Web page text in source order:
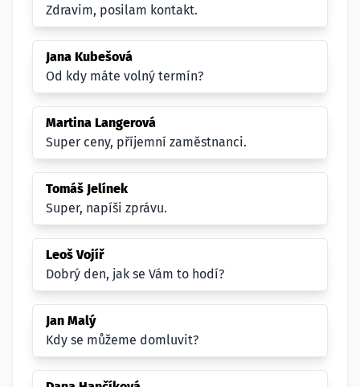
Zdravim, posilam kontakt.
Jana Kubešová
Od kdy máte volný termín?
Martina Langerová
Super ceny, příjemní zaměstnanci.
Tomáš Jelínek
Super, napíši zprávu.
Leoš Vojíř
Dobrý den, jak se Vám to hodí?
Jan Malý
Kdy se můžeme domluvit?